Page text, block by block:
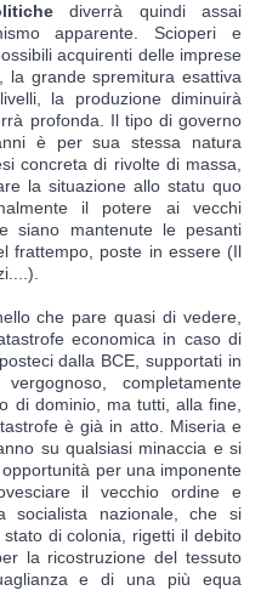
diverrà quindi assai
apparente. Scioperi e
acquirenti delle imprese
la grande spremitura esattiva
la produzione diminuirà
profonda. Il tipo di governo
è per sua stessa natura
concreta di rivolte di massa,
la situazione allo statu quo
il potere ai vecchi
siano mantenute le pesanti
frattempo, poste in essere (Il
che pare quasi di vedere,
economica in caso di
dalla BCE, supportati in
completamente
di dominio, ma tutti, alla fine,
è già in atto. Miseria e
su qualsiasi minaccia e si
per una imponente
il vecchio ordine e
socialista nazionale, che si
di colonia, rigetti il debito
la ricostruzione del tessuto
e di una più equa